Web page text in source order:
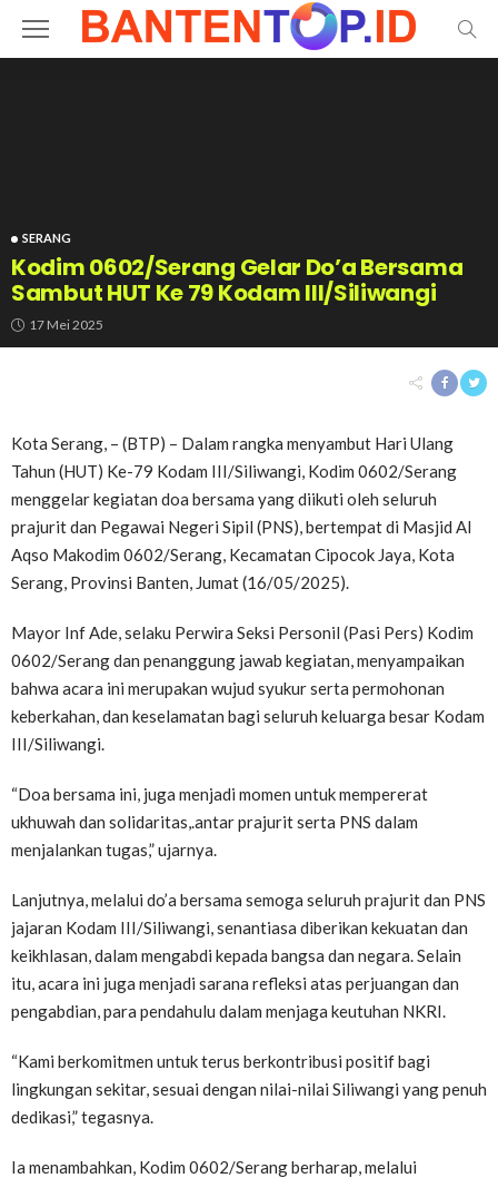
SERANG
Kodim 0602/Serang Gelar Do’a Bersama
Sambut HUT Ke 79 Kodam III/Siliwangi
17 Mei 2025
Kota Serang, – (BTP) – Dalam rangka menyambut Hari Ulang
Tahun (HUT) Ke-79 Kodam III/Siliwangi, Kodim 0602/Serang
menggelar kegiatan doa bersama yang diikuti oleh seluruh
prajurit dan Pegawai Negeri Sipil (PNS), bertempat di Masjid Al
Aqso Makodim 0602/Serang, Kecamatan Cipocok Jaya, Kota
Serang, Provinsi Banten, Jumat (16/05/2025).
Mayor Inf Ade, selaku Perwira Seksi Personil (Pasi Pers) Kodim
0602/Serang dan penanggung jawab kegiatan, menyampaikan
bahwa acara ini merupakan wujud syukur serta permohonan
keberkahan, dan keselamatan bagi seluruh keluarga besar Kodam
III/Siliwangi.
“Doa bersama ini, juga menjadi momen untuk mempererat
ukhuwah dan solidaritas,.antar prajurit serta PNS dalam
menjalankan tugas,” ujarnya.
Lanjutnya, melalui do’a bersama semoga seluruh prajurit dan PNS
jajaran Kodam III/Siliwangi, senantiasa diberikan kekuatan dan
keikhlasan, dalam mengabdi kepada bangsa dan negara. Selain
itu, acara ini juga menjadi sarana refleksi atas perjuangan dan
pengabdian, para pendahulu dalam menjaga keutuhan NKRI.
“Kami berkomitmen untuk terus berkontribusi positif bagi
lingkungan sekitar, sesuai dengan nilai-nilai Siliwangi yang penuh
dedikasi,” tegasnya.
Ia menambahkan, Kodim 0602/Serang berharap, melalui